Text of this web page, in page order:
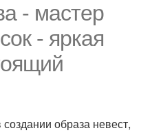
- мастер
- яркая
образа невест,